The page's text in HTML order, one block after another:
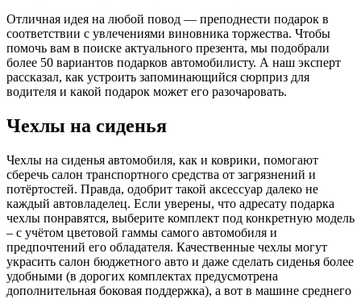
Отличная идея на любой повод — преподнести подарок в
соответствии с увлечениями виновника торжества. Чтобы
помочь вам в поиске актуального презента, мы подобрали
более 50 вариантов подарков автомобилисту. А наш эксперт
рассказал, как устроить запоминающийся сюрприз для
водителя и какой подарок может его разочаровать.
Чехлы на сиденья
Чехлы на сиденья автомобиля, как и коврики, помогают
сберечь салон транспортного средства от загрязнений и
потёртостей. Правда, одобрит такой аксессуар далеко не
каждый автовладелец. Если уверены, что адресату подарка
чехлы понравятся, выберите комплект под конкретную модель
– с учётом цветовой гаммы самого автомобиля и
предпочтений его обладателя. Качественные чехлы могут
украсить салон бюджетного авто и даже сделать сиденья более
удобными (в дорогих комплектах предусмотрена
дополнительная боковая поддержка), а вот в машине среднего